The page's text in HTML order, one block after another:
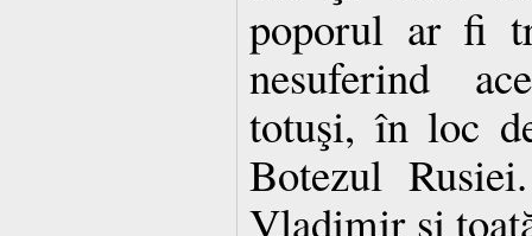
poporul ar fi
nesuferind
totuşi, în loc
Botezul
Vladimir şi